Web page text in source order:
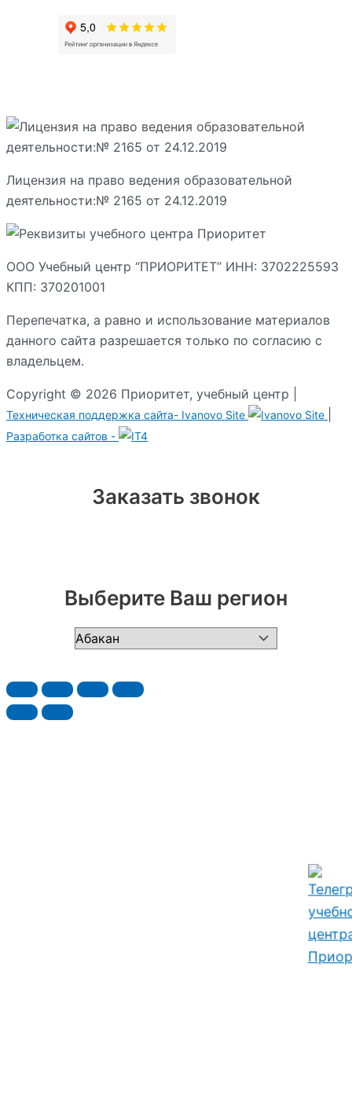
Лицензия на право ведения образовательной
деятельности:№ 2165 от 24.12.2019
ООО Учебный центр “ПРИОРИТЕТ” ИНН: 3702225593
КПП: 370201001
Перепечатка, а равно и использование материалов
данного сайта разрешается только по согласию с
владельцем.
Copyright © 2026 Приоритет, учебный центр |
Техническая поддержка сайта- Ivanovo Site
Разработка сайтов -
Заказать звонок
Выберите Ваш регион